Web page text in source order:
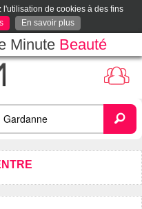
l'utilisation de cookies à des fins
En savoir plus
Minute Beauté